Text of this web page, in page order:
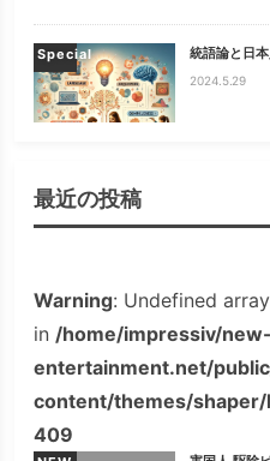
Special 統語論と日
2024.5.29
最近の投稿
Warning: Undefined
in /home/impressiv/
entertainment.net/
content/themes/
409